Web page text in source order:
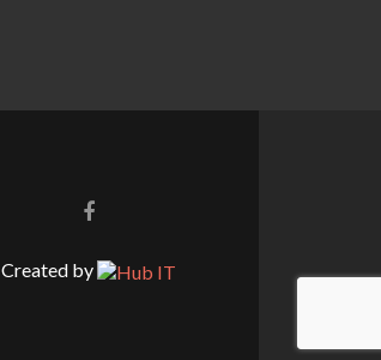
Σύνδεσμος
Created by